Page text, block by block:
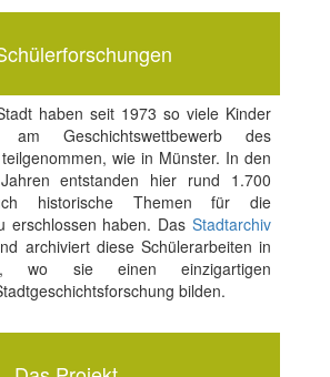
haben seit 1973 so viele Kinder
am Geschichtswettbewerb des
wie in Münster. In den
entstanden hier rund 1.700
historische Themen für die
erschlossen haben. DasStadtarchiv
archiviert diese Schülerarbeiten in
wo sie einen einzigartigen
bilden.